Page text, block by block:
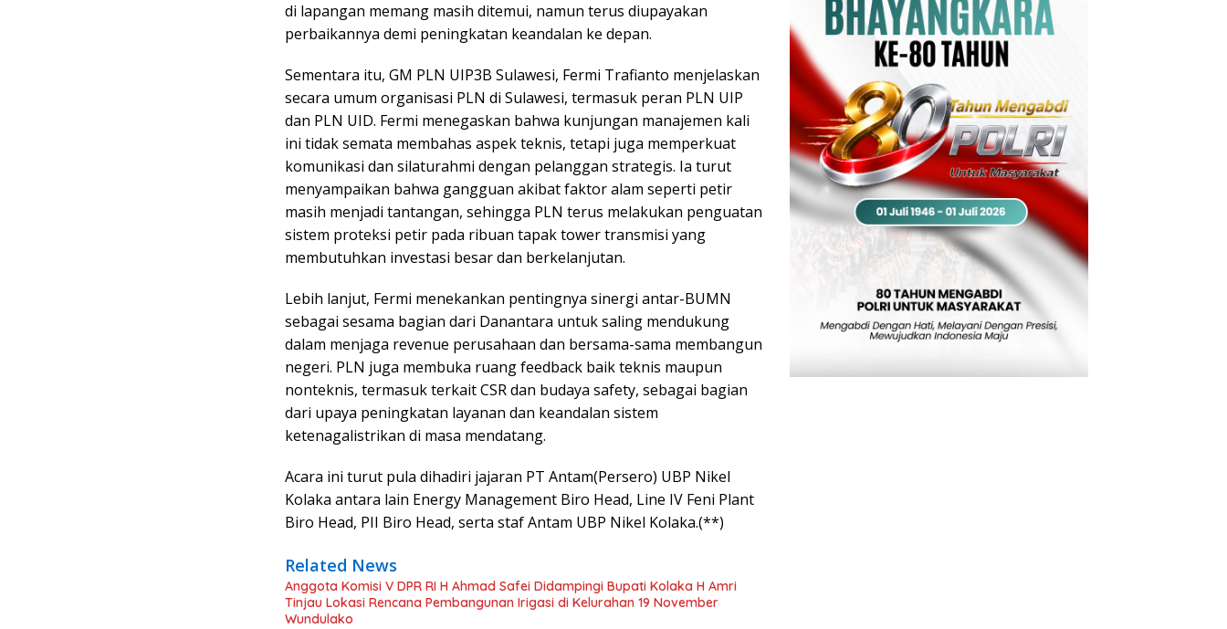
di lapangan memang masih ditemui, namun terus diupayakan
perbaikannya demi peningkatan keandalan ke depan.
Sementara itu, GM PLN UIP3B Sulawesi, Fermi Trafianto menjelaskan
secara umum organisasi PLN di Sulawesi, termasuk peran PLN UIP
dan PLN UID. Fermi menegaskan bahwa kunjungan manajemen kali
ini tidak semata membahas aspek teknis, tetapi juga memperkuat
komunikasi dan silaturahmi dengan pelanggan strategis. Ia turut
menyampaikan bahwa gangguan akibat faktor alam seperti petir
masih menjadi tantangan, sehingga PLN terus melakukan penguatan
sistem proteksi petir pada ribuan tapak tower transmisi yang
membutuhkan investasi besar dan berkelanjutan.
Lebih lanjut, Fermi menekankan pentingnya sinergi antar-BUMN
sebagai sesama bagian dari Danantara untuk saling mendukung
dalam menjaga revenue perusahaan dan bersama-sama membangun
negeri. PLN juga membuka ruang feedback baik teknis maupun
nonteknis, termasuk terkait CSR dan budaya safety, sebagai bagian
dari upaya peningkatan layanan dan keandalan sistem
ketenagalistrikan di masa mendatang.
Acara ini turut pula dihadiri jajaran PT Antam(Persero) UBP Nikel
Kolaka antara lain Energy Management Biro Head, Line IV Feni Plant
Biro Head, PII Biro Head, serta staf Antam UBP Nikel Kolaka.(**)
Related News
Anggota Komisi V DPR RI H Ahmad Safei Didampingi Bupati Kolaka H Amri
Tinjau Lokasi Rencana Pembangunan Irigasi di Kelurahan 19 November
Wundulako